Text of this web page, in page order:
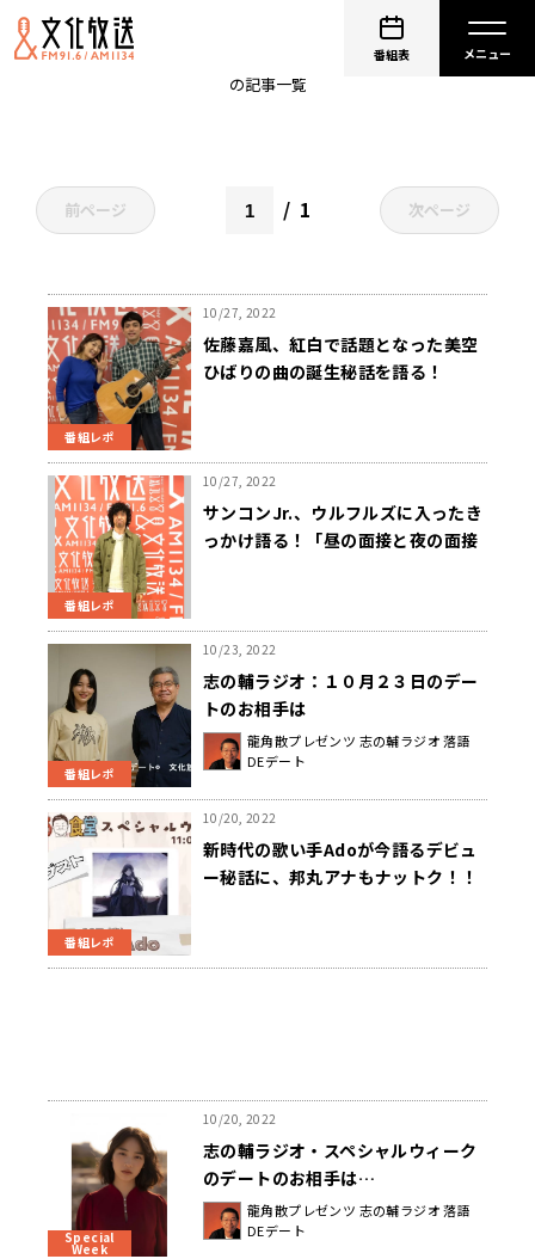
番組表
の記事一覧
前ページ 1 次ページ
番組レポ
10/27, 2022
佐藤嘉風、紅白で話題となった美空
ひばりの曲の誕生秘話を語る！
番組レポ
10/27, 2022
サンコンJr.、ウルフルズに入ったき
っかけ語る！「昼の面接と夜の面接
番組レポ
10/23, 2022
志の輔ラジオ：１０月２３日のデー
トのお相手は
龍角散プレゼンツ 志の輔ラジオ 落語
DEデート
番組レポ
10/20, 2022
新時代の歌い手Adoが今語るデビュ
ー秘話に、邦丸アナもナットク！！
Special
Week
10/20, 2022
志の輔ラジオ・スペシャルウィーク
のデートのお相手は…
龍角散プレゼンツ 志の輔ラジオ 落語
DEデート